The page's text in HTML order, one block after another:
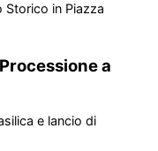
Storico in Piazza
a
e lancio di